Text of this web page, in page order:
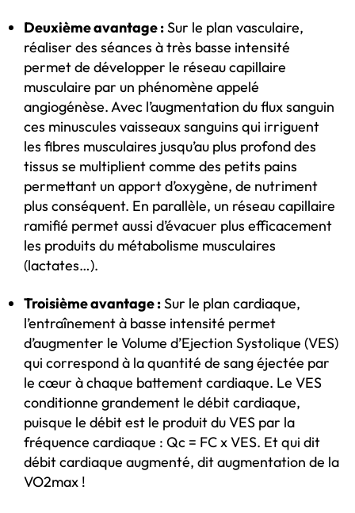
Deuxième avantage :Sur le plan vasculaire,
réaliser des séances à très basse intensité
permet de développer le réseau capillaire
musculaire par un phénomène appelé
angiogénèse. Avec l’augmentation du flux sanguin
ces minuscules vaisseaux sanguins qui irriguent
les fibres musculaires jusqu’au plus profond des
tissus se multiplient comme des petits pains
permettant un apport d’oxygène, de nutriment
plus conséquent. En parallèle, un réseau capillaire
ramifié permet aussi d’évacuer plus efficacement
les produits du métabolisme musculaires
(lactates…).
Troisième avantage :Sur le plan cardiaque,
l’entraînement à basse intensité permet
d’augmenter le Volume d’Ejection Systolique (VES)
qui correspond à la quantité de sang éjectée par
le cœur à chaque battement cardiaque. Le VES
conditionne grandement le débit cardiaque,
puisque le débit est le produit du VES par la
fréquence cardiaque : Qc = FC x VES. Et qui dit
débit cardiaque augmenté, dit augmentation de la
VO2max !